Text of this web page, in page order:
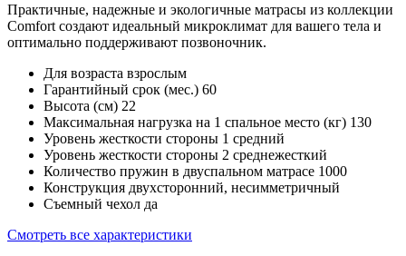
Практичные, надежные и экологичные матрасы из коллекции
Comfort создают идеальный микроклимат для вашего тела и
оптимально поддерживают позвоночник.
Для возраста взрослым
Гарантийный срок (мес.) 60
Высота (см) 22
Максимальная нагрузка на 1 спальное место (кг) 130
Уровень жесткости стороны 1 средний
Уровень жесткости стороны 2 среднежесткий
Количество пружин в двуспальном матрасе 1000
Конструкция двухсторонний, несимметричный
Съемный чехол да
Смотреть все характеристики